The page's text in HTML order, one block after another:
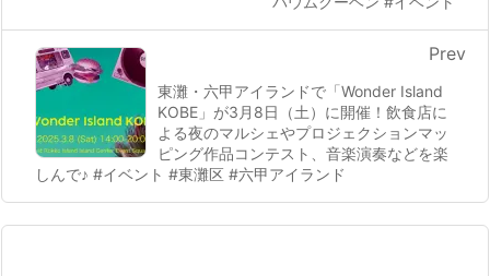
東灘・六甲アイランドで「Wonder Island
KOBE」が3月8日（土）に開催！飲食店に
よる夜のマルシェやプロジェクションマッ
ピング作品コンテスト、音楽演奏などを楽
しんで♪ #イベント #東灘区 #六甲アイランド
Prev